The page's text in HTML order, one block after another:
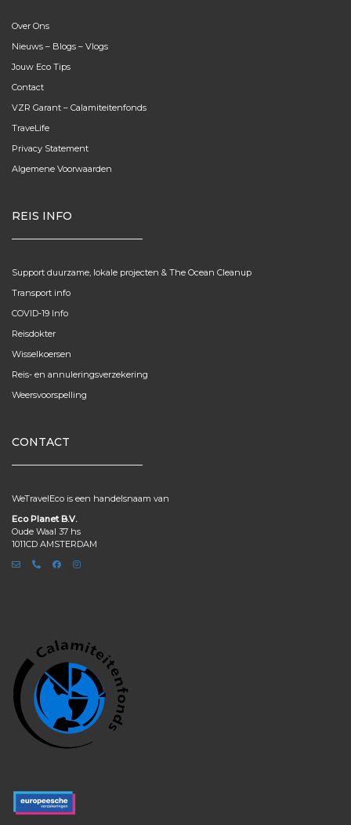
Over Ons
Nieuws – Blogs – Vlogs
Jouw Eco Tips
Contact
VZR Garant – Calamiteitenfonds
TraveLife
Privacy Statement
Algemene Voorwaarden
REIS INFO
Support duurzame, lokale projecten & The Ocean Cleanup
Transport info
COVID-19 Info
Reisdokter
Wisselkoersen
Reis- en annuleringsverzekering
Weersvoorspelling
CONTACT
WeTravelEco is een handelsnaam van
Eco Planet B.V.
Oude Waal 37 hs
1011CD AMSTERDAM